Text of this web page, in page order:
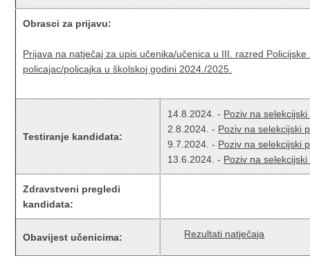
Obrasci za prijavu:
Prijava na natječaj za upis učenika/učenica u III. razred
policajac/policajka u školskoj godini 2024./2025.
Testiranje kandidata:
14.8.2024. - Poziv na
2.8.2024. - Poziv na selekcijski
9.7.2024. - Poziv na selekcijski
13.6.2024. - Poziv na
Zdravstveni pregledi
kandidata:
Obavijest učenicima: Rezultati natječaja